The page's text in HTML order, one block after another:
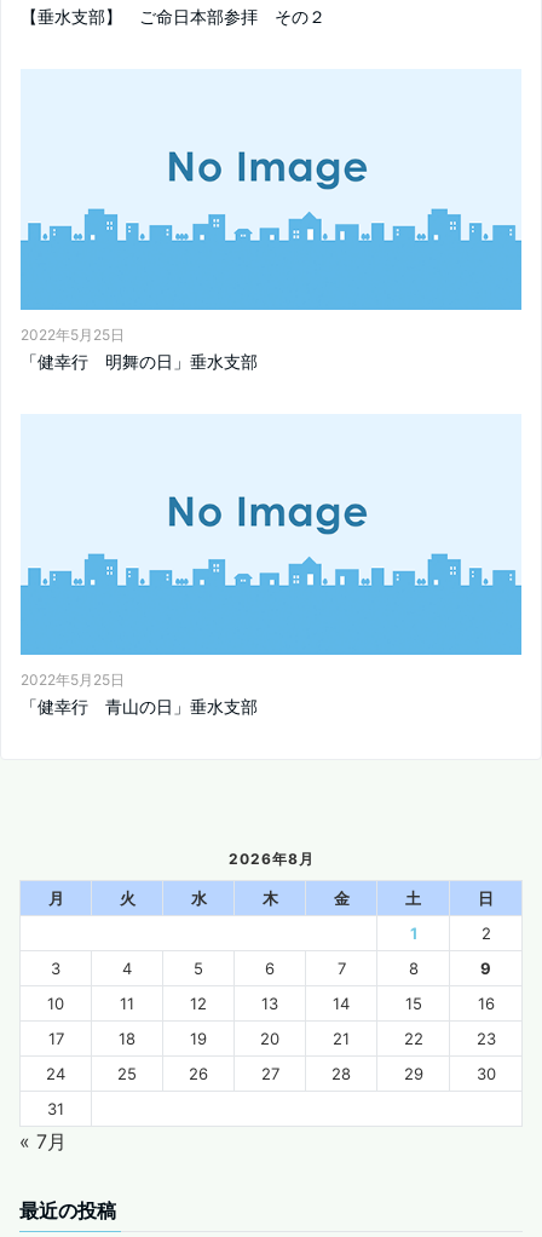
【垂水支部】 ご命日本部参拝 その２
2022年5月25日
「健幸行 明舞の日」垂水支部
2022年5月25日
「健幸行 青山の日」垂水支部
2026年8月
月 火 水 木 金 土
日
1
2
3
4 5 6 7 8
9
10
11 12 13 14 15
16
17
18 19 20 21 22
23
24
25 26 27 28 29
30
31
« 7月
最近の投稿